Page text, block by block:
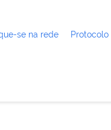
se na rede Protocolo